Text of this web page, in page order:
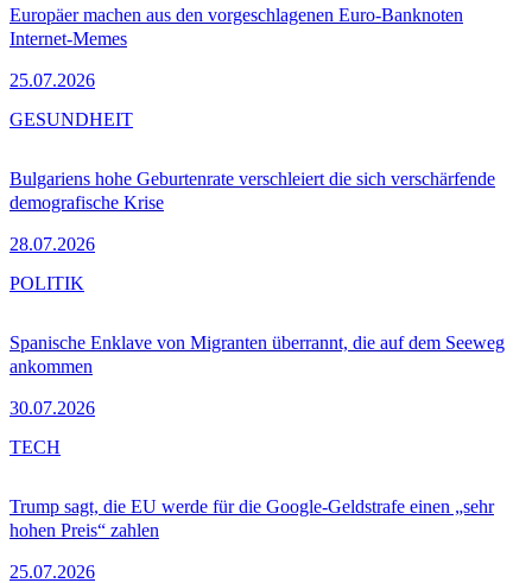
Europäer machen aus den vorgeschlagenen Euro-Banknoten
Internet-Memes
25.07.2026
Bulgariens hohe Geburtenrate verschleiert die sich verschärfende
demografische Krise
28.07.2026
GESUNDHEIT
Spanische Enklave von Migranten überrannt, die auf dem Seeweg
ankommen
30.07.2026
POLITIK
Trump sagt, die EU werde für die Google-Geldstrafe einen „sehr
hohen Preis“ zahlen
25.07.2026
TECH